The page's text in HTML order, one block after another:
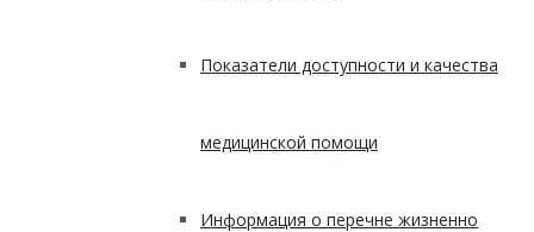
Показатели доступности и качества
медицинской помощи
Информация о перечне жизненно